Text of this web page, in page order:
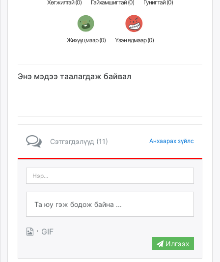
Хөгжилтэй (0) Гайхамшигтай (0) Гунигтай (0)
Жихүүцмээр (0) Үзэн ядмаар (0)
Энэ мэдээ таалагдаж байвал
Сэтгэгдэлүүд (11) Анхаарах зүйлс
· GIF
Илгээх